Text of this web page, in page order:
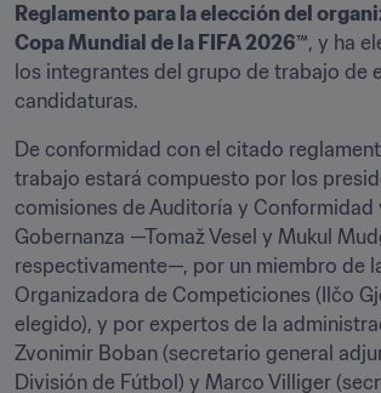
Reglamento para la elección del
Copa Mundial de la FIFA 2026™, y ha
los integrantes del grupo de trabajo de
candidaturas.
De conformidad con el citado
trabajo estará compuesto por los
comisiones de Auditoría y Conformidad
Gobernanza —Tomaž Vesel y Mukul
respectivamente—, por un miembro de
Organizadora de Competiciones (Ilčo
elegido), y por expertos de la
Zvonimir Boban (secretario general
División de Fútbol) y Marco Villiger